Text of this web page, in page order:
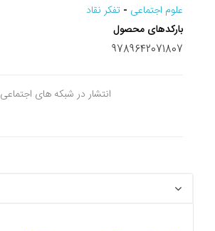
علوم اجتماعی - تفکر نقاد
بارکدهای محصول
9789642071807
انتشار در شبکه های اجتماعی